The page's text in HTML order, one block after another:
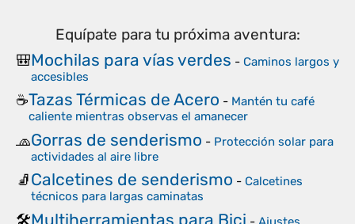
Equípate para tu próxima aventura:
🎒Mochilas para vías verdes - Caminos largos y
accesibles
☕Tazas Térmicas de Acero - Mantén tu café
caliente mientras observas el amanecer
🧢Gorras de senderismo - Protección solar para
actividades al aire libre
🧦Calcetines de senderismo - Calcetines
técnicos para largas caminatas
🛠️Multiherramientas para Bici